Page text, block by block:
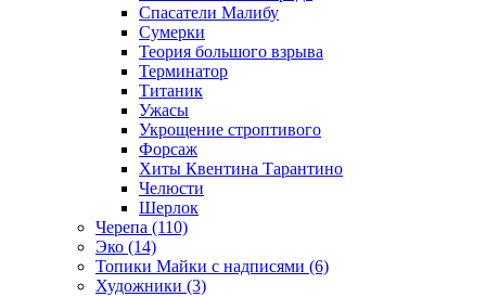
Спасатели Малибу
Сумерки
Теория большого взрыва
Терминатор
Титаник
Ужасы
Укрощение строптивого
Форсаж
Хиты Квентина Тарантино
Челюсти
Шерлок
Черепа (110)
Эко (14)
Топики Майки с надписями (6)
Художники (3)